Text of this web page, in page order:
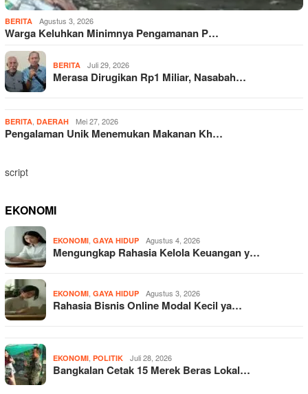
BERITA Agustus 3, 2026
Warga Keluhkan Minimnya Pengamanan P…
BERITA Juli 29, 2026
Merasa Dirugikan Rp1 Miliar, Nasabah…
BERITA DAERAH Mei 27, 2026
Pengalaman Unik Menemukan Makanan Kh…
script
EKONOMI
EKONOMI GAYA HIDUP Agustus 4, 2026
Mengungkap Rahasia Kelola Keuangan y…
EKONOMI GAYA HIDUP Agustus 3, 2026
Rahasia Bisnis Online Modal Kecil ya…
EKONOMI POLITIK Juli 28, 2026
Bangkalan Cetak 15 Merek Beras Lokal…